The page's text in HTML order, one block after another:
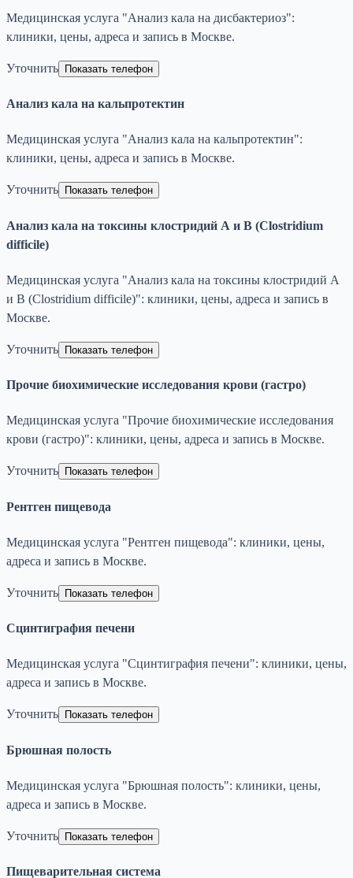
Медицинская услуга "Анализ кала на дисбактериоз":
клиники, цены, адреса и запись в Москве.
Уточнить Показать телефон
Анализ кала на кальпротектин
Медицинская услуга "Анализ кала на кальпротектин":
клиники, цены, адреса и запись в Москве.
Уточнить Показать телефон
Анализ кала на токсины клостридий А и В (Clostridium
difficile)
Медицинская услуга "Анализ кала на токсины клостридий А
и В (Clostridium difficile)": клиники, цены, адреса и запись в
Москве.
Уточнить Показать телефон
Прочие биохимические исследования крови (гастро)
Медицинская услуга "Прочие биохимические исследования
крови (гастро)": клиники, цены, адреса и запись в Москве.
Уточнить Показать телефон
Рентген пищевода
Медицинская услуга "Рентген пищевода": клиники, цены,
адреса и запись в Москве.
Уточнить Показать телефон
Сцинтиграфия печени
Медицинская услуга "Сцинтиграфия печени": клиники, цены,
адреса и запись в Москве.
Уточнить Показать телефон
Брюшная полость
Медицинская услуга "Брюшная полость": клиники, цены,
адреса и запись в Москве.
Уточнить Показать телефон
Пищеварительная система